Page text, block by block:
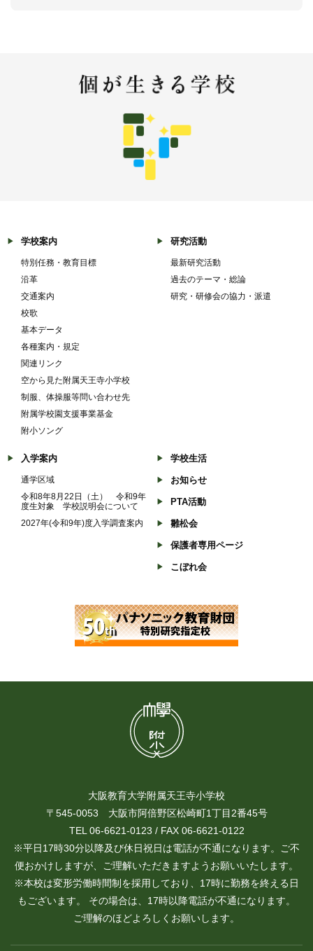
学校案内
特別任務・教育目標
沿革
交通案内
校歌
基本データ
各種案内・規定
関連リンク
空から見た附属天王寺小学校
制服、体操服等問い合わせ先
附属学校園支援事業基金
附小ソング
研究活動
最新研究活動
過去のテーマ・総論
研究・研修会の協力・派遣
入学案内
通学区域
令和8年8月22日（土） 令和9年
度生対象 学校説明会について
2027年(令和9年)度入学調査案内
学校生活
お知らせ
PTA活動
雛松会
保護者専用ページ
こぼれ会
大阪教育大学附属天王寺小学校
〒545-0053 大阪市阿倍野区松崎町1丁目2番45号
TEL 06-6621-0123 / FAX 06-6621-0122
※平日17時30分以降及び休日祝日は電話が不通になります。ご不
便おかけしますが、ご理解いただきますようお願いいたします。
※本校は変形労働時間制を採用しており、17時に勤務を終える日
もございます。 その場合は、17時以降電話が不通になります。
ご理解のほどよろしくお願いします。